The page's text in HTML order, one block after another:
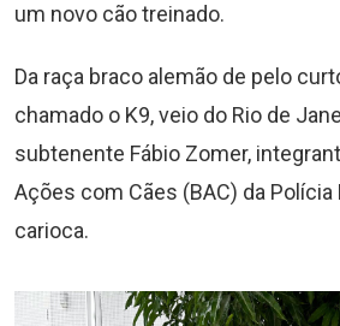
um novo cão treinado.
Da raça braco alemão de pelo
chamado o K9, veio do Rio de
subtenente Fábio Zomer,
Ações com Cães (BAC) da
carioca.